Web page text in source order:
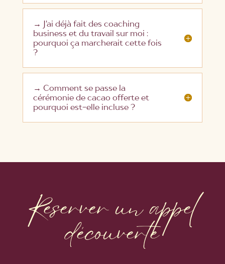
→ J'ai déjà fait des coaching
business et du travail sur moi :
pourquoi ça marcherait cette fois
?
→ Comment se passe la
cérémonie de cacao offerte et
pourquoi est-elle incluse ?
Réserver un appel
découverte